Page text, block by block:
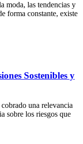
moda, las tendencias y
forma constante, existe
Sostenibles y
una relevancia
sobre los riesgos que